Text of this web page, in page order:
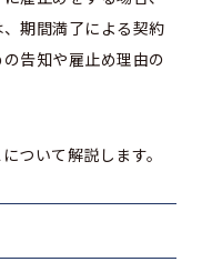
期間満了による契約
告知や雇止め理由の
ついて解説します。